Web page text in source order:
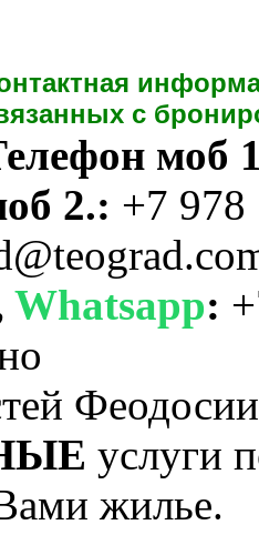
с
моб
2.: +7 978
Whatsapp:
услуги
жилье.